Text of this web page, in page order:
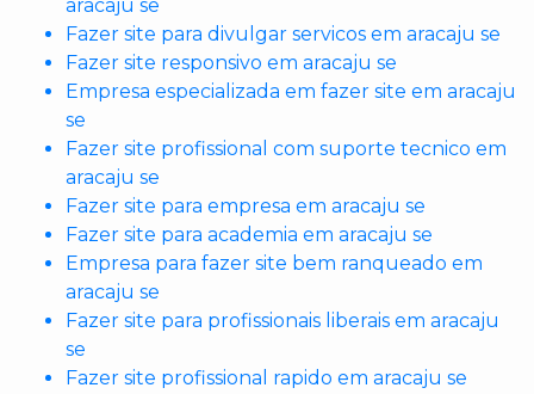
aracaju se
Fazer site para divulgar servicos em aracaju se
Fazer site responsivo em aracaju se
Empresa especializada em fazer site em aracaju
se
Fazer site profissional com suporte tecnico em
aracaju se
Fazer site para empresa em aracaju se
Fazer site para academia em aracaju se
Empresa para fazer site bem ranqueado em
aracaju se
Fazer site para profissionais liberais em aracaju
se
Fazer site profissional rapido em aracaju se